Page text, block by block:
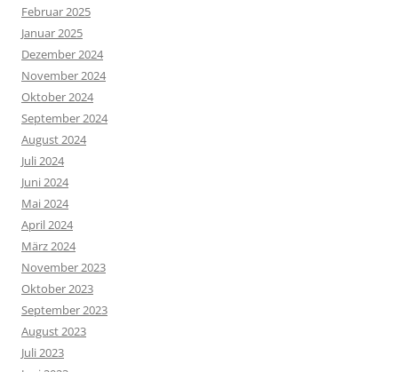
Februar 2025
Januar 2025
Dezember 2024
November 2024
Oktober 2024
September 2024
August 2024
Juli 2024
Juni 2024
Mai 2024
April 2024
März 2024
November 2023
Oktober 2023
September 2023
August 2023
Juli 2023